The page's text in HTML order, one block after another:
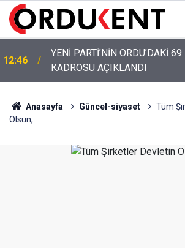
12:46
YENİ PARTİ’NİN ORDU’DAKİ
KADROSU AÇIKLANDI
Anasayfa Güncel-siyaset
Tüm
Olsun,